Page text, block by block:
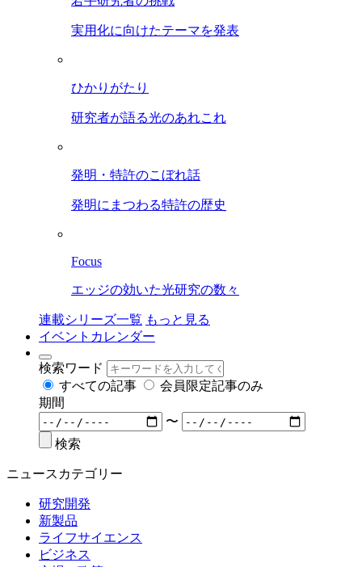
実用化に向けたテーマを発表
ひかりがたり
研究者が語る光のあれこれ
発明・特許のこぼれ話
発明にまつわる特許の歴史
Focus
エッジの効いた光研究の数々
連載シリーズ一覧 もっと見る
イベントカレンダー
検索ワード
すべての記事
会員限定記事のみ
期間
〜
検索
ニュースカテゴリー
研究開発
新製品
ライフサイエンス
ビジネス